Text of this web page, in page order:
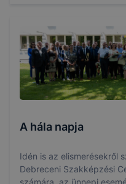
A hála napja
Idén is az elismerésekről
Debreceni Szakképzési
számára, az ünnepi